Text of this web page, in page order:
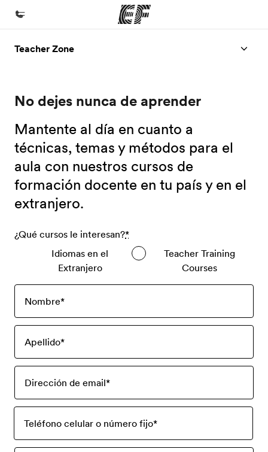
Inicio
Programas
Oficinas
Encuentra una oficina
Sobre nosotros
Quiénes somos
Trabajos
Únete al equipo
Teacher Zone
No dejes nunca de aprender
Mantente al día en cuanto a
técnicas, temas y métodos para el
aula con nuestros cursos de
formación docente en tu país y en el
extranjero.
¿Qué cursos le interesan?*
Idiomas en el
Extranjero
Teacher Training
Courses
Nombre*
Apellido*
Dirección de email*
Teléfono celular o número fijo*